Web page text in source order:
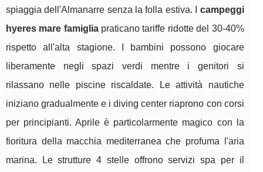
spiaggia dell'Almanarre senza la folla estiva. I campeggi
hyeres mare famigliapraticano tariffe ridotte del 30-40%
rispetto all'alta stagione. I bambini possono giocare
liberamente negli spazi verdi mentre i genitori si
rilassano nelle piscine riscaldate. Le attività nautiche
iniziano gradualmente e i diving center riaprono con corsi
per principianti. Aprile è particolarmente magico con la
fioritura della macchia mediterranea che profuma l'aria
marina. Le strutture 4 stelle offrono servizi spa per il